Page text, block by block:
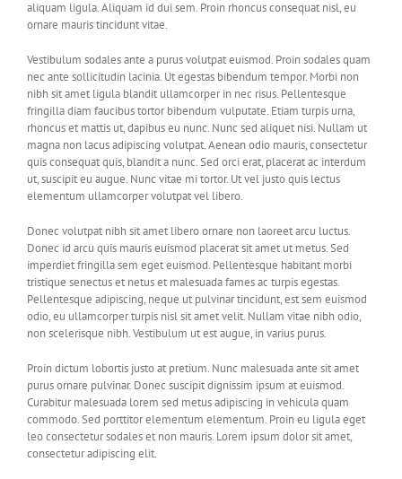
aliquam ligula. Aliquam id dui sem. Proin rhoncus consequat nisl, eu
ornare mauris tincidunt vitae.
Vestibulum sodales ante a purus volutpat euismod. Proin sodales quam
nec ante sollicitudin lacinia. Ut egestas bibendum tempor. Morbi non
nibh sit amet ligula blandit ullamcorper in nec risus. Pellentesque
fringilla diam faucibus tortor bibendum vulputate. Etiam turpis urna,
rhoncus et mattis ut, dapibus eu nunc. Nunc sed aliquet nisi. Nullam ut
magna non lacus adipiscing volutpat. Aenean odio mauris, consectetur
quis consequat quis, blandit a nunc. Sed orci erat, placerat ac interdum
ut, suscipit eu augue. Nunc vitae mi tortor. Ut vel justo quis lectus
elementum ullamcorper volutpat vel libero.
Donec volutpat nibh sit amet libero ornare non laoreet arcu luctus.
Donec id arcu quis mauris euismod placerat sit amet ut metus. Sed
imperdiet fringilla sem eget euismod. Pellentesque habitant morbi
tristique senectus et netus et malesuada fames ac turpis egestas.
Pellentesque adipiscing, neque ut pulvinar tincidunt, est sem euismod
odio, eu ullamcorper turpis nisl sit amet velit. Nullam vitae nibh odio,
non scelerisque nibh. Vestibulum ut est augue, in varius purus.
Proin dictum lobortis justo at pretium. Nunc malesuada ante sit amet
purus ornare pulvinar. Donec suscipit dignissim ipsum at euismod.
Curabitur malesuada lorem sed metus adipiscing in vehicula quam
commodo. Sed porttitor elementum elementum. Proin eu ligula eget
leo consectetur sodales et non mauris. Lorem ipsum dolor sit amet,
consectetur adipiscing elit.